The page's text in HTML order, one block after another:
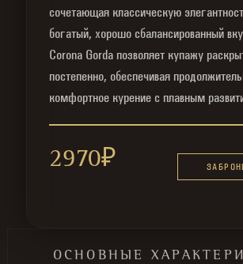
сочетающая классическую
богатый, хорошо сбалансированный
Corona Gorda позволяет купажу
постепенно, обеспечивая
комфортное курение с плавным
2970₽
ОСНОВНЫЕ